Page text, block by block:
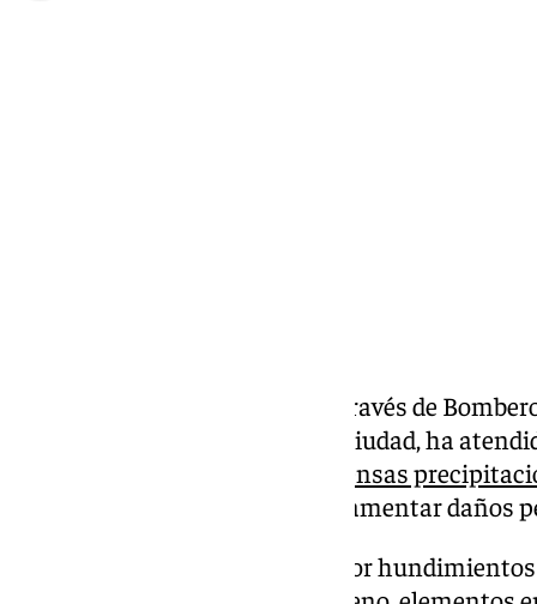
El Ayuntamiento de Málaga, a través de
Operativos y los distritos de la ciudad, ha
tormenta y a las intensas
madrugada. No ha habido que lamentar daños
Se han producido incidencias por